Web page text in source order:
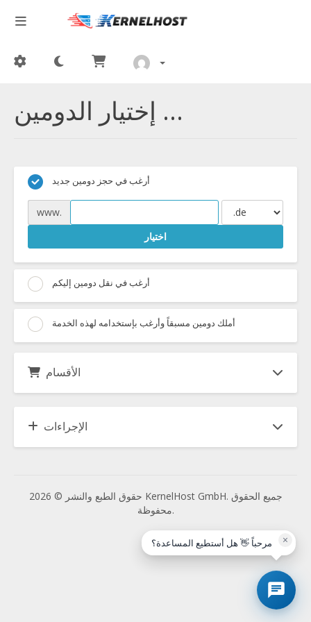
إختيار الدومين ...
أرغب في حجز دومين جديد
www.
اختيار
أرغب في نقل دومين إليكم
أملك دومين مسبقاً وأرغب بإستخدامه لهذه الخدمة
الأقسام
الإجراءات
حقوق الطبع والنشر © 2026 KernelHost GmbH. جميع الحقوق
محفوظة.
× مرحباً 👋 هل أستطيع المساعدة؟